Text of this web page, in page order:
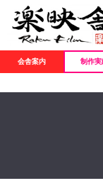
会舎案内 制作実